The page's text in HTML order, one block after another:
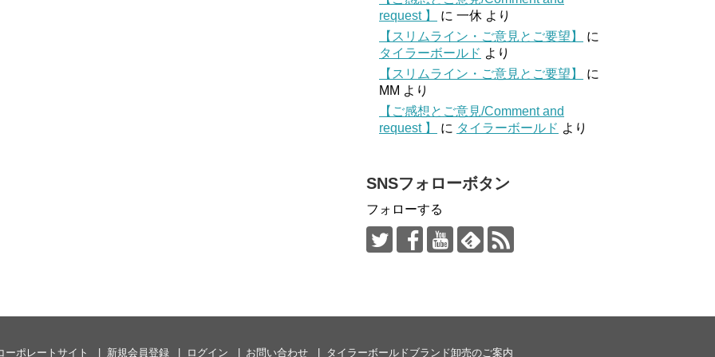
request 】
に 一休 より
【スリムライン・ご意見とご要望】
に
タイラーボールド より
【スリムライン・ご意見とご要望】
に
MM より
【ご感想とご意見/Comment and
request 】
に タイラーボールド より
SNSフォローボタン
フォローする
ーポレートサイト 新規会員登録 ログイン お問い合わせ タイラーボールドブランド卸売のご案内